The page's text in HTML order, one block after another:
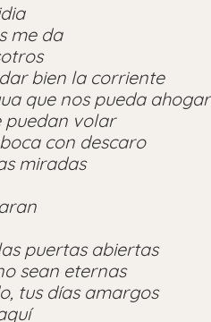
me da
bien la corriente
que nos pueda ahogar
puedan volar
con descaro
miradas
puertas abiertas
sean eternas
tus días amargos